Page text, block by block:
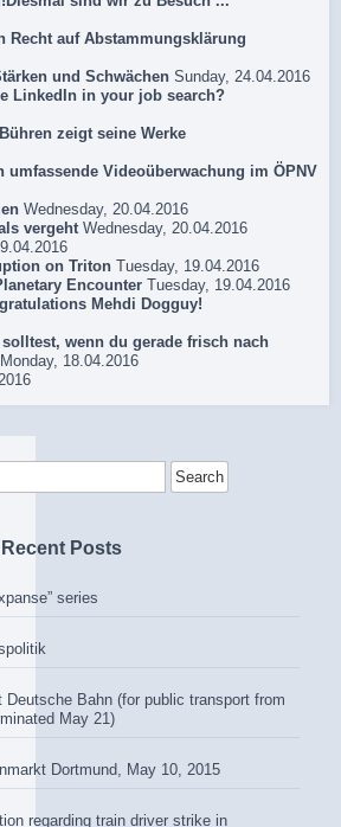
Recht auf Abstammungsklärung
und Schwächen Sunday, 24.04.2016
LinkedIn in your job search?
zeigt seine Werke
umfassende Videoüberwachung im ÖPNV
Wednesday, 20.04.2016
vergeht Wednesday, 20.04.2016
on Triton Tuesday, 19.04.2016
Encounter Tuesday, 19.04.2016
Mehdi Dogguy!
wenn du gerade frisch nach
Monday, 18.04.2016
Recent Posts
series
Deutsche Bahn (for public transport from
May 21)
Dortmund, May 10, 2015
regarding train driver strike in